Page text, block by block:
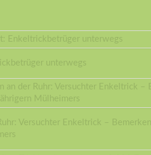
unterwegs
Versuchter Enkeltrick –